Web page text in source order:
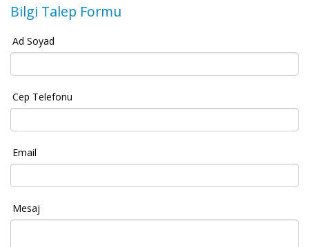
Bilgi Talep Formu
Ad Soyad
Cep Telefonu
Email
Mesaj